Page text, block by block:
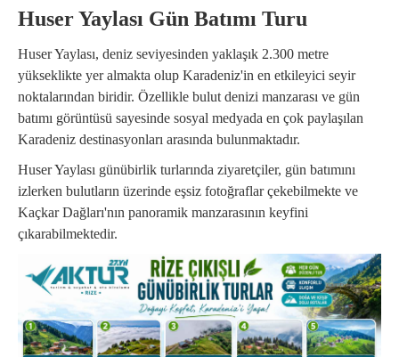
Huser Yaylası Gün Batımı Turu
Huser Yaylası, deniz seviyesinden yaklaşık 2.300 metre
yükseklikte yer almakta olup Karadeniz'in en etkileyici seyir
noktalarından biridir. Özellikle bulut denizi manzarası ve gün
batımı görüntüsü sayesinde sosyal medyada en çok paylaşılan
Karadeniz destinasyonları arasında bulunmaktadır.
Huser Yaylası günübirlik turlarında ziyaretçiler, gün batımını
izlerken bulutların üzerinde eşsiz fotoğraflar çekebilmekte ve
Kaçkar Dağları'nın panoramik manzarasının keyfini
çıkarabilmektedir.